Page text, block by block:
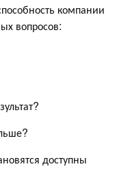
компании
вопросов:
доступны